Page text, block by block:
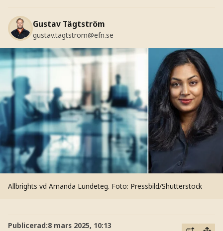
Gustav Tägtström
gustav.tagtstrom@efn.se
Allbrights vd Amanda Lundeteg. Foto: Pressbild/Shutterstock
Publicerad:8 mars 2025, 10:13